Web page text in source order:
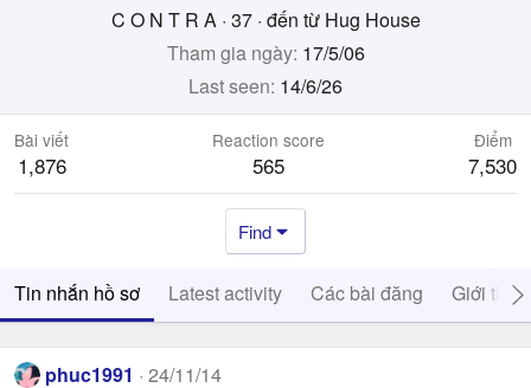
C O N T R A · 37 · đến từ Hug House
Tham gia ngày 17/5/06
Last seen 14/6/26
Bài viết
1,876
Reaction score
565
Điểm
7,530
Find
Tin nhắn hồ sơ Latest activity Các bài đăng Giới thiệu
phuc1991 24/11/14